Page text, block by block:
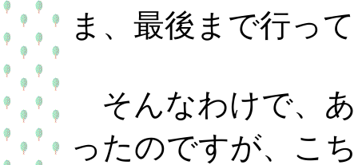
ま、最後まで行っ
そんなわけで、
ったのですが、こ